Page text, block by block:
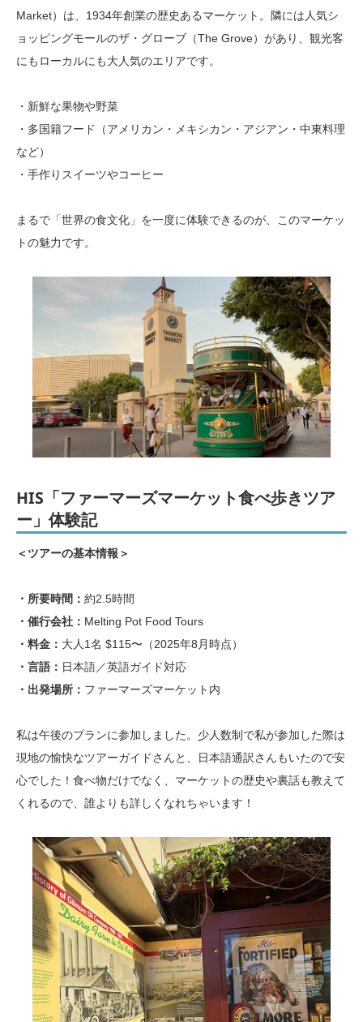
Market）は、1934年創業の歴史あるマーケット。隣には人気シ
ョッピングモールのザ・グローブ（The Grove）があり、観光客
にもローカルにも大人気のエリアです。
・新鮮な果物や野菜
・多国籍フード（アメリカン・メキシカン・アジアン・中東料理
など）
・手作りスイーツやコーヒー
まるで「世界の食文化」を一度に体験できるのが、このマーケッ
トの魅力です。
HIS「ファーマーズマーケット食べ歩きツア
ー」体験記
＜ツアーの基本情報＞
・所要時間： 約2.5時間
・催行会社： Melting Pot Food Tours
・料金： 大人1名 $115〜（2025年8月時点）
・言語： 日本語／英語ガイド対応
・出発場所： ファーマーズマーケット内
私は午後のプランに参加しました。少人数制で私が参加した際は
現地の愉快なツアーガイドさんと、日本語通訳さんもいたので安
心でした！食べ物だけでなく、マーケットの歴史や裏話も教えて
くれるので、誰よりも詳しくなれちゃいます！